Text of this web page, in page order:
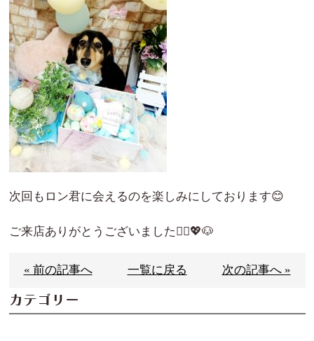
次回もロン君に会えるのを楽しみにしております😊
ご来店ありがとうございました🙇‍♀️💖🐶
« 前の記事へ 一覧に戻る 次の記事へ »
カテゴリー